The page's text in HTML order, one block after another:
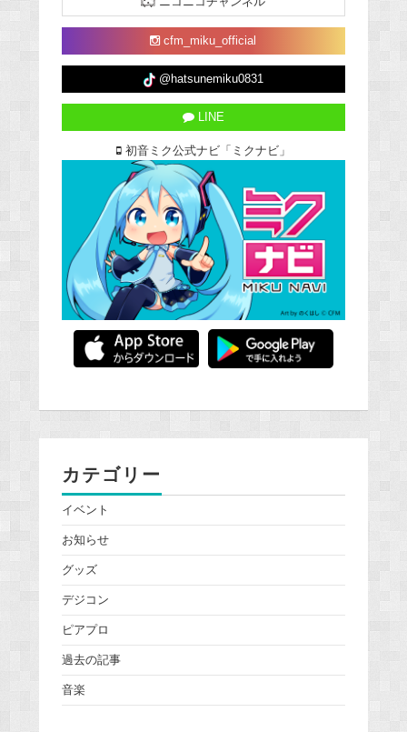
cfm_miku_official
@hatsunemiku0831
LINE
初音ミク公式ナビ「ミクナビ」
カテゴリー
イベント
お知らせ
グッズ
デジコン
ピアプロ
過去の記事
音楽